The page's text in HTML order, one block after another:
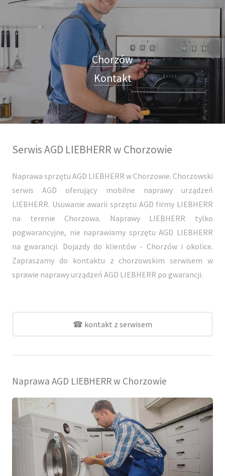
Chorzów
Kontakt
Serwis AGD LIEBHERR w Chorzowie
Naprawa sprzętu AGD LIEBHERR w Chorzowie. Chorzowski
serwis AGD oferujący mobilne naprawy urządzeń
LIEBHERR. Usuwanie awarii sprzętu AGD firmy LIEBHERR
na terenie Chorzowa. Naprawy LIEBHERR tylko
pogwarancyjne, nie naprawiamy sprzętu AGD LIEBHERR
na gwarancji. Dojazdy do klientów - Chorzów i okolice.
Zapraszamy do kontaktu z chorzowskim serwisem w
sprawie naprawy urządzeń AGD LIEBHERR po gwarancji.
☎ kontakt z serwisem
Naprawa AGD LIEBHERR w Chorzowie